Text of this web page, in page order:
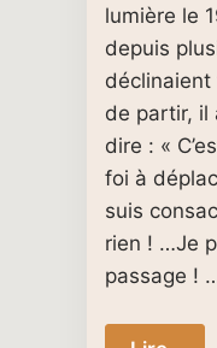
lumière le
depuis
de partir, il
dire : «
foi à
suis
rien ! …Je
passage !